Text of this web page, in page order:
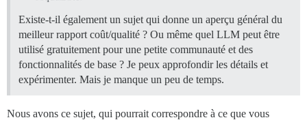
Existe-t-il également un sujet qui donne un aperçu général du
meilleur rapport coût/qualité ? Ou même quel LLM peut être
utilisé gratuitement pour une petite communauté et des
fonctionnalités de base ? Je peux approfondir les détails et
expérimenter. Mais je manque un peu de temps.
Nous avons ce sujet, qui pourrait correspondre à ce que vous